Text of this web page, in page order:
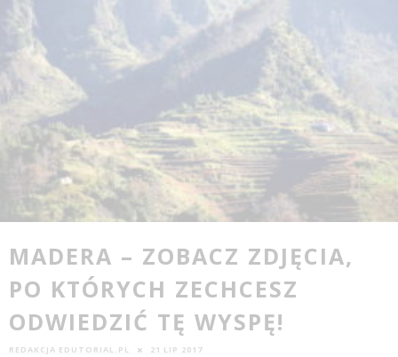
MADERA – ZOBACZ ZDJĘCIA,
PO KTÓRYCH ZECHCESZ
ODWIEDZIĆ TĘ WYSPĘ!
REDAKCJA EDUTORIAL.PL 21 LIP 2017